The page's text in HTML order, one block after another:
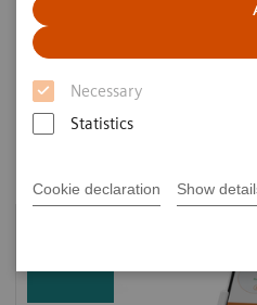
Necessary
Statistics
Cookie declaration Show
ヘモグロビンA1c、尿中ア
比を測定、糖尿病の早期
ます。